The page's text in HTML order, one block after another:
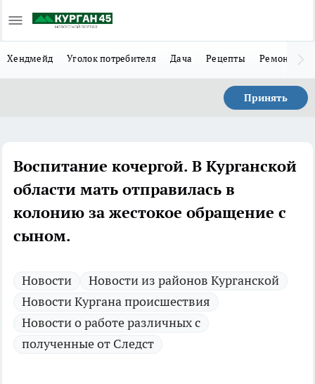
Хендмейд Уголок потребителя Дача Рецепты Ремонт
Принять
Воспитание кочергой. В Курганской
области мать отправилась в
колонию за жестокое обращение с
сыном.
Новости
Новости из районов Курганской
Новости Кургана происшествия
Новости о работе различных с
полученные от Следст